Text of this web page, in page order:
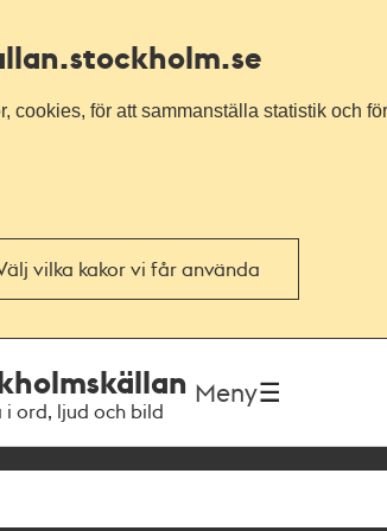
.stockholm.se
cookies, för att sammanställa statistik och
vilka kakor vi får använda
i ord, ljud och bild
Meny